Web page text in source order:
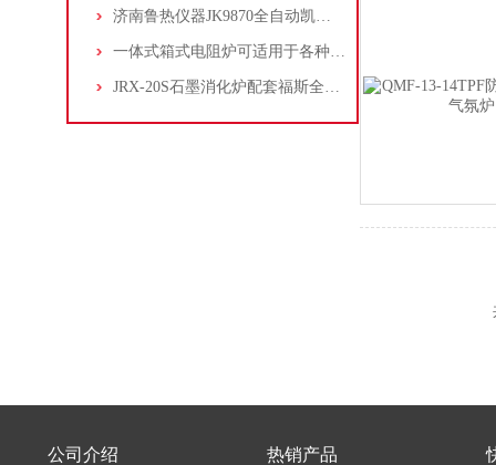
济南鲁热仪器JK9870全自动凯氏定氮仪在土壤氮含量测定中应用
一体式箱式电阻炉可适用于各种不同的实验环境或生产场所
JRX-20S石墨消化炉配套福斯全自动凯式定氮仪K8400
公司介绍 热销产品